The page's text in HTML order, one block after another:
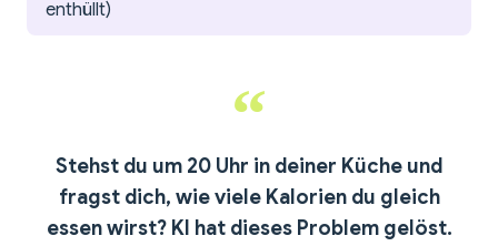
enthüllt)
Stehst du um 20 Uhr in deiner Küche und
fragst dich, wie viele Kalorien du gleich
essen wirst?KI hat dieses Problem gelöst.